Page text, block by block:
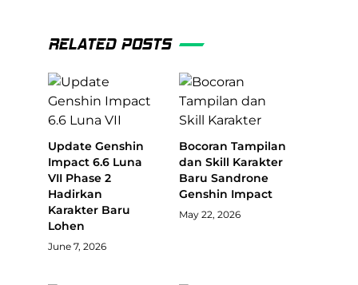
RELATED POSTS
Update Genshin
Impact 6.6 Luna
VII Phase 2
Hadirkan
Karakter Baru
Lohen
June 7, 2026
Bocoran Tampilan
dan Skill Karakter
Baru Sandrone
Genshin Impact
May 22, 2026